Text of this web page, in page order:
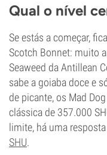
Qual o nível
Se estás a começar,
Scotch Bonnet: muito
Seaweed da Antillean
sabe a goiaba doce e
de picante, os Mad
clássica de 357.000
limite, há uma
SHU.